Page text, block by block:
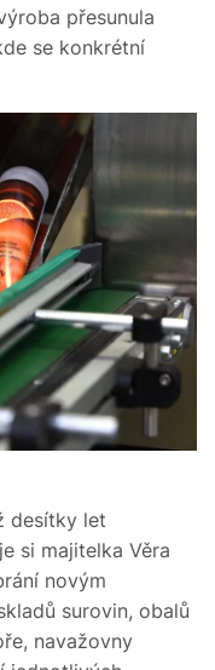
přesunula
se konkrétní
desítky let
si majitelka Věra
novým
surovin, obalů
navažovny